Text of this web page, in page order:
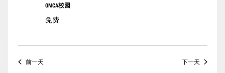
OMCA校园
免费
前一天 下一天